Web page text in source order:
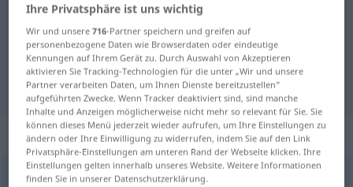
Deutsch-Schwedisch Übersetzung
für "eben"
"eben" Schwedisch Übersetzung
„eben“: Adjektiv, Eigenschaftswort
ebenadj
Ihre Privatsphäre ist uns wichtig
Wir und unsere716-Partner speichern und greifen auf
personenbezogene Daten wie Browserdaten oder eindeutige
Kennungen auf Ihrem Gerät zu. Durch Auswahl von Akzeptieren
aktivieren Sie Tracking-Technologien für die unter „Wir und unsere
Partner verarbeiten Daten, um Ihnen Dienste bereitzustellen“
aufgeführten Zwecke. Wenn Tracker deaktiviert sind, sind manche
Inhalte und Anzeigen möglicherweise nicht mehr so relevant für Sie. Sie
können dieses Menü jederzeit wieder aufrufen, um Ihre Einstellungen zu
ändern oder Ihre Einwilligung zu widerrufen, indem Sie auf den Link
Privatsphäre-Einstellungen am unteren Rand der Webseite klicken. Ihre
Einstellungen gelten innerhalb unseres Website. Weitere Informationen
finden Sie in unserer Datenschutzerklärung.